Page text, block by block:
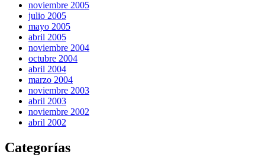
noviembre 2005
julio 2005
mayo 2005
abril 2005
noviembre 2004
octubre 2004
abril 2004
marzo 2004
noviembre 2003
abril 2003
noviembre 2002
abril 2002
Categorías